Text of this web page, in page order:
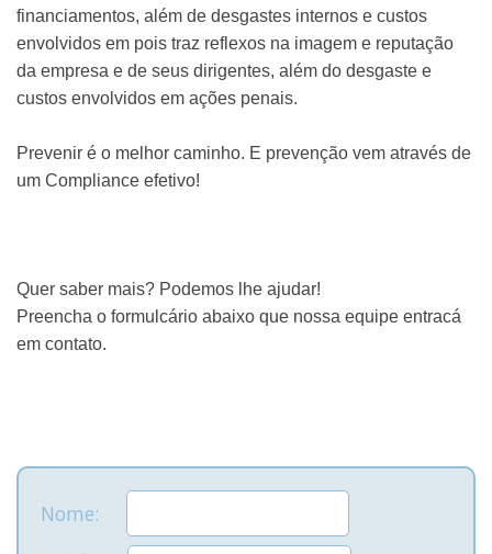
financiamentos, além de desgastes internos e custos
envolvidos em pois traz reflexos na imagem e reputação
da empresa e de seus dirigentes, além do desgaste e
custos envolvidos em ações penais.
Prevenir é o melhor caminho. E prevenção vem através de
um Compliance efetivo!
Quer saber mais? Podemos lhe ajudar!
Preencha o formulcário abaixo que nossa equipe entracá
em contato.
Nome: